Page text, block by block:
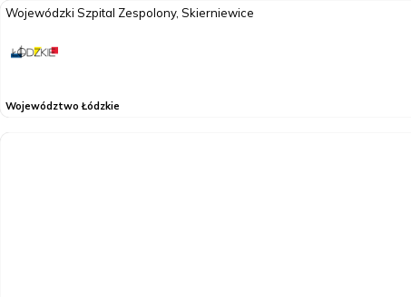
Wojewódzki Szpital Zespolony, Skierniewice
Województwo Łódzkie